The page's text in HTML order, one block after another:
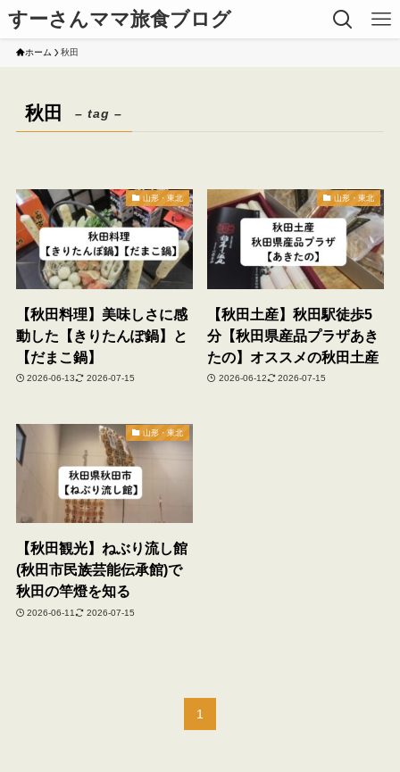
すーさんママ旅食ブログ
ホーム 秋田
秋田 – tag –
山形・東北
【秋田料理】美味しさに感
動した【きりたんぽ鍋】と
【だまこ鍋】
2026-06-13 2026-07-15
山形・東北
【秋田土産】秋田駅徒歩5
分【秋田県産品プラザあき
たの】オススメの秋田土産
2026-06-12 2026-07-15
山形・東北
【秋田観光】ねぶり流し館
(秋田市民族芸能伝承館)で
秋田の竿燈を知る
2026-06-11 2026-07-15
1